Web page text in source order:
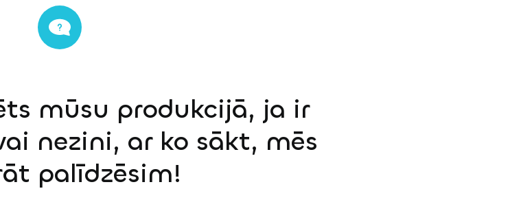
mūsu produkcijā, ja ir
nezini, ar ko sākt, mēs
palīdzēsim!